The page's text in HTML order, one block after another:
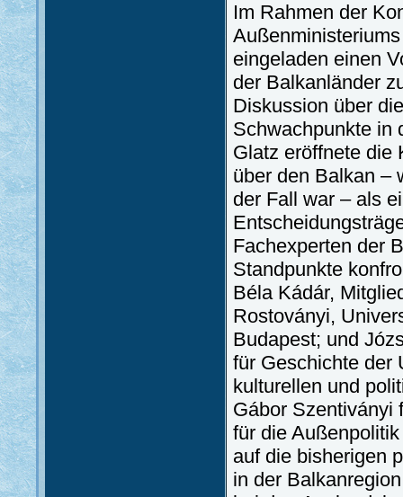
Im Rahmen der
eingeladen einen
der Balkanländer
Diskussion über
Schwachpunkte in
Glatz eröffnete die
über den Balkan –
der Fall war – als
Fachexperten der
Standpunkte
Béla Kádár,
Rostoványi,
Budapest; und
für Geschichte der
kulturellen und
Gábor Szentiványi
für die
auf die bisherigen
in der